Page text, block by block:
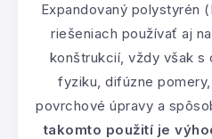
Expandovaný polystyrén
riešeniach používať aj
konštrukcií, vždy však s
fyziku, difúzne
povrchové úpravy a
takomto použití je